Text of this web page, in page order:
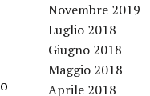
Novembre 2019
Luglio 2018
Giugno 2018
Maggio 2018
Aprile 2018